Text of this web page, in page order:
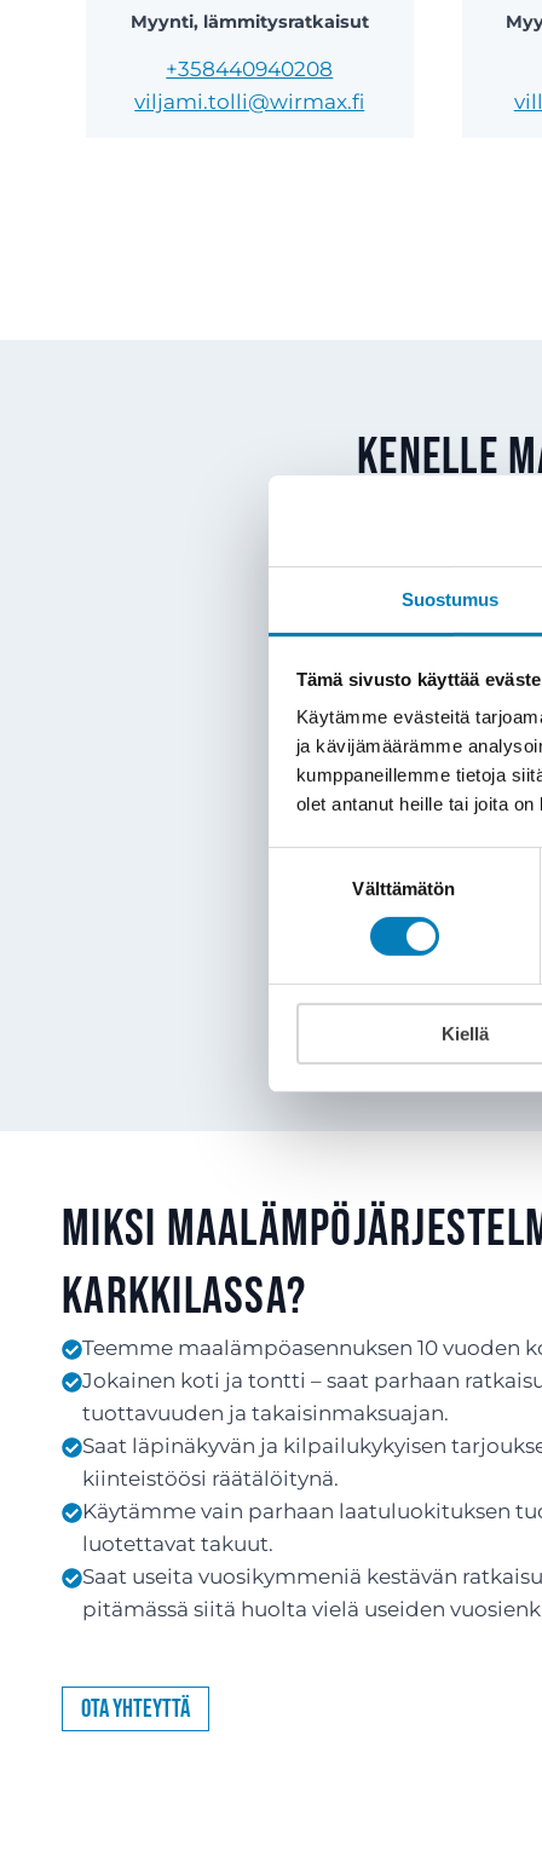
Suostumus
Tämä sivusto käyttää
Käytämme evästeitä
ja kävijämäärämme
kumppaneillemme tietoja
olet antanut heille tai joita
Välttämätön
Kiellä
Myynti, lämmitysratkaisut
+358440940208
viljami.tolli@wirmax.fi
Kenelle
Maalämpö sopii
maalämmön
Öljylämmityksen
lämmityksestä
Suoran
maalämpöön ja
Vanhan
elinkaarensa
Jos maalämpökaivon
ilma-
Miksi
Karkkilassa?
Teemme maalämpöasennuksen 10 vuoden
Jokainen koti ja tontti – saat parhaan
tuottavuuden ja takaisinmaksuajan.
Saat läpinäkyvän ja kilpailukykyisen
kiinteistöösi räätälöitynä.
Käytämme vain parhaan laatuluokituksen
luotettavat takuut.
Saat useita vuosikymmeniä kestävän
pitämässä siitä huolta vielä useiden
Ota yhteyttä